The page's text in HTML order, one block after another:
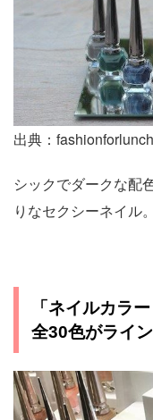
出典：
シックでダークな配
りなセクシーネイル。
「ネイルカラ
全30色がライ